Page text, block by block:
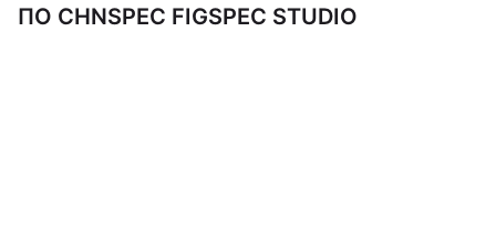
ПО CHNSPEC FIGSPEC STUDIO